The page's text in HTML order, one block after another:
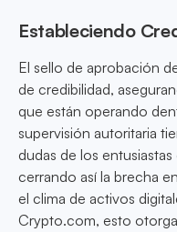
Estableciendo
El sello de aprobación
de credibilidad,
que están operando
supervisión autoritaria
dudas de los
cerrando así la brecha
el clima de activos
Crypto.com, esto